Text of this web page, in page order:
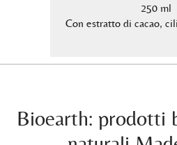
250 ml
Con estratto di cacao,
Bioearth: prodotti